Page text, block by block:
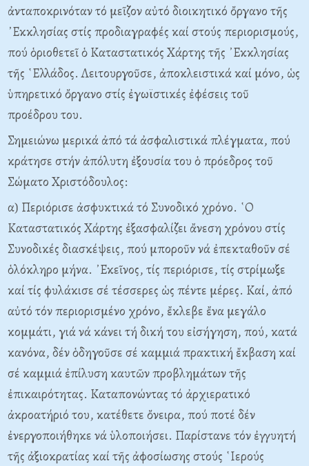
ἀνταποκρινόταν τό μεῖζον αὐτό διοικητικό ὄργανο τῆς
᾿Εκκλησίας στίς προδιαγραφές καί στούς περιορισμούς,
πού ὁριοθετεῖ ὁ Καταστατικός Χάρτης τῆς ᾿Εκκλησίας
τῆς ῾Ελλάδος. Λειτουργοῦσε, ἀποκλειστικά καί μόνο, ὡς
ὑπηρετικό ὄργανο στίς ἐγωϊστικές ἐφέσεις τοῦ
προέδρου του.
Σημειώνω μερικά ἀπό τά ἀσφαλιστικά πλέγματα, πού
κράτησε στήν ἀπόλυτη ἐξουσία του ὁ πρόεδρος τοῦ
Σώματο Χριστόδουλος:
α) Περιόρισε ἀσφυκτικά τό Συνοδικό χρόνο. ῾Ο
Καταστατικός Χάρτης ἐξασφαλίζει ἄνεση χρόνου στίς
Συνοδικές διασκέψεις, πού μποροῦν νά ἐπεκταθοῦν σέ
ὁλόκληρο μήνα. ᾿Εκεῖνος, τίς περιόρισε, τίς στρίμωξε
καί τίς φυλάκισε σέ τέσσερες ὡς πέντε μέρες. Καί, ἀπό
αὐτό τόν περιορισμένο χρόνο, ἔκλεβε ἔνα μεγάλο
κομμάτι, γιά νά κάνει τή δική του εἰσήγηση, πού, κατά
κανόνα, δέν ὁδηγοῦσε σέ καμμιά πρακτική ἔκβαση καί
σέ καμμιά ἐπίλυση καυτῶν προβλημάτων τῆς
ἐπικαιρότητας. Καταπονώντας τό ἀρχιερατικό
ἀκροατήριό του, κατέθετε ὄνειρα, πού ποτέ δέν
ἐνεργοποιήθηκε νά ὑλοποιήσει. Παρίστανε τόν ἐγγυητή
τῆς ἀξιοκρατίας καί τῆς ἀφοσίωσης στούς ῾Ιερούς